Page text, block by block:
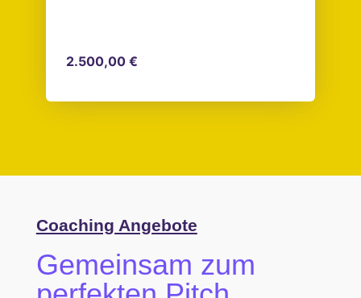
2.500,00 €
Coaching Angebote
Gemeinsam zum